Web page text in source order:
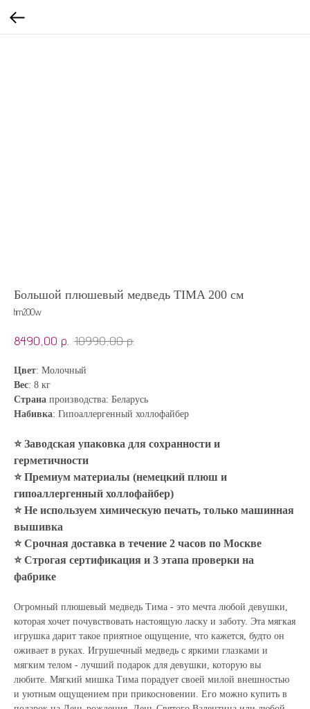
Большой плюшевый медведь TIMA 200 см
tim200w
8490,00 р. 10990,00 р.
Цвет: Молочный
Вес: 8 кг
Страна производства: Беларусь
Набивка: Гипоаллергенный холлофайбер
⭐ Заводская упаковка для сохранности и
герметичности
⭐ Премиум материалы (немецкий плюш и
гипоаллергенный холлофайбер)
⭐ Не используем химическую печать, только машинная
вышивка
⭐ Срочная доставка в течение 2 часов по Москве
⭐ Строгая сертификация и 3 этапа проверки на
фабрике
Огромный плюшевый медведь Тима - это мечта любой девушки,
которая хочет почувствовать настоящую ласку и заботу. Эта мягкая
игрушка дарит такое приятное ощущение, что кажется, будто он
оживает в руках. Игрушечный медведь с яркими глазками и
мягким телом - лучший подарок для девушки, которую вы
любите. Мягкий мишка Тима порадует своей милой внешностью
и уютным ощущением при прикосновении. Его можно купить в